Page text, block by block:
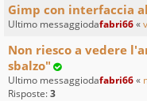
Gimp con interfaccia
Ultimo messaggiodafabri66«
Non riesco a vedere
sbalzo"
Ultimo messaggiodafabri66«
Risposte:3